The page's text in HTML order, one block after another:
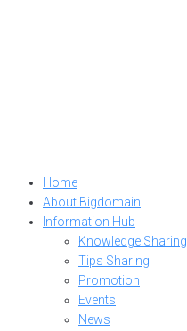
Home
About Bigdomain
Information Hub
Knowledge Sharing
Tips Sharing
Promotion
Events
News